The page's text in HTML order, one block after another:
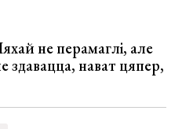
не перамаглі, але
здавацца, нават цяпер,